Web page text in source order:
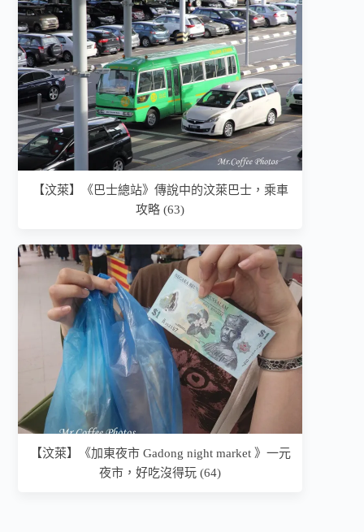
【汶萊】《巴士總站》傳說中的汶萊巴士，乘車
攻略 (63)
【汶萊】《加東夜市 Gadong night market 》一元
夜市，好吃沒得玩 (64)